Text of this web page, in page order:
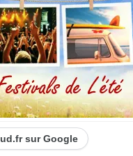
sur Google